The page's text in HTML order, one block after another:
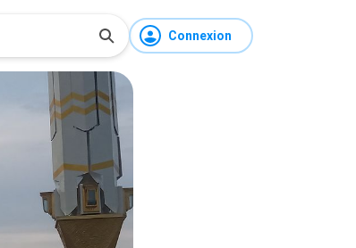
Connexion